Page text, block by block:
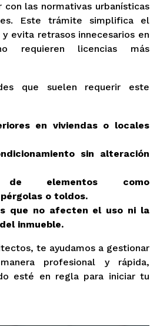
las normativas urbanísticas
Este trámite simplifica el
evita retrasos innecesarios en
requieren licencias más
que suelen requerir este
en viviendas o locales
sin alteración
de elementos como
o toldos.
que no afecten el uso ni la
inmueble.
te ayudamos a gestionar
profesional y rápida,
esté en regla para iniciar tu